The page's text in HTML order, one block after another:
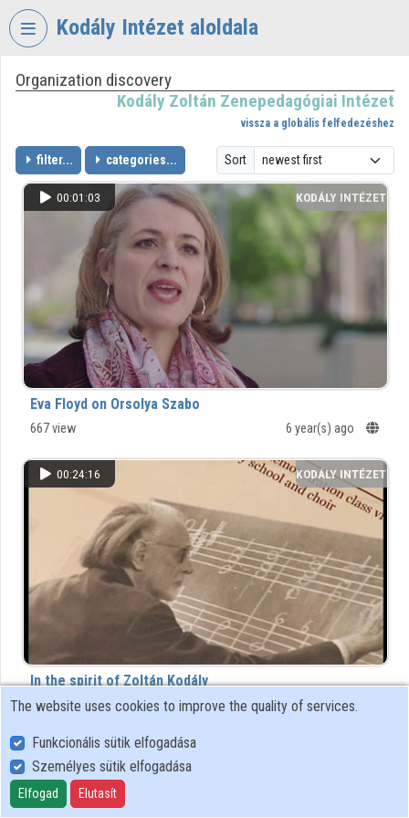
Skip header
Kodály Intézet aloldala
VIDEOTORIUM
ZOLTÁN
ZENEPEDAGÓGIAI
INTÉZET
Organization home
Organization discovery
Categories
Organization playlists
Organizations
Contributors
Organization discovery
Kodály Zoltán Zenepedagógiai Intézet
vissza a globális felfedezéshez
filter... categories... Sort
00:01:03 KODÁLY INTÉZET
Eva Floyd on Orsolya Szabo
667 view 6 year(s) ago
00:24:16 KODÁLY INTÉZET
In the spirit of Zoltán Kodály
30 view 12 year(s) ago
00:14:32
The website uses cookies to improve the quality of services.
Funkcionális sütik elfogadása
Személyes sütik elfogadása
Elfogad Elutasít